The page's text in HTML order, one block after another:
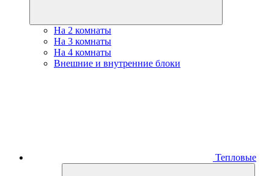
На 2 комнаты
На 3 комнаты
На 4 комнаты
Внешние и внутренние блоки
Тепловые